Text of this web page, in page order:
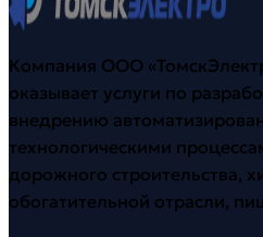
Компания ООО
оказывает услуги по
внедрению
технологическими
дорожного строительства,
обогатительной отрасли,